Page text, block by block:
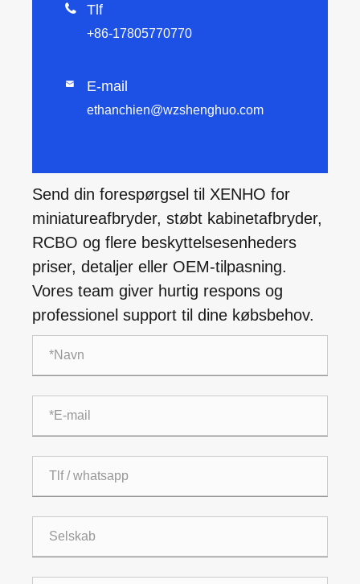
 Tlf
+86-17805770770
 E-mail
ethanchien@wzshenghuo.com
Send din forespørgsel til XENHO for
miniatureafbryder, støbt kabinetafbryder,
RCBO og flere beskyttelsesenheders
priser, detaljer eller OEM-tilpasning.
Vores team giver hurtig respons og
professionel support til dine købsbehov.